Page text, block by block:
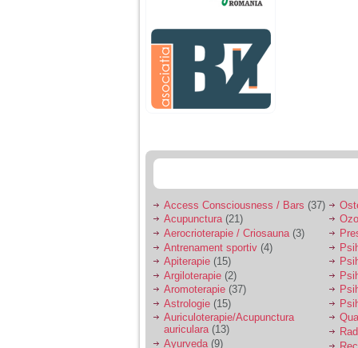
era mica am neglijat-
agresiva, orice
greseala era taxata cu
o palma sau pedepse.
De 4 ani am o relatie
serioasa cu un barbat
sa se manifeste o
Ma aflu aici pentru ca
vreau sa stiu daca am
nevoie de un psiholog
sau psihiatru.
Sunt casatorita, am
31 de ani si un copil in
varsta de 2 ani care
mi-e lumina ochilor.
Access Consciousness / Bars (37)
Acupunctura(21)
Aerocrioterapie / Criosauna (3)
Antrenament sportiv (4)
Apiterapie (15)
Argiloterapie (2)
Aromoterapie (37)
Astrologie (15)
Auriculoterapie/Acupunctura
auriculara(13)
Ayurveda(9)